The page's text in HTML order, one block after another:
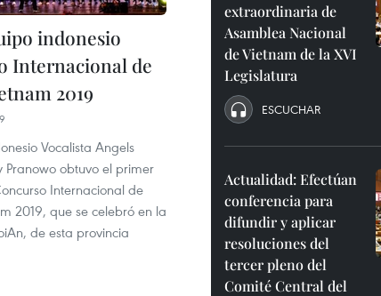
indonesio
Internacional de
2019
Vocalista Angels
Pranowo obtuvo el primer
Internacional de
2019, que se celebró en la
de esta provincia
extraordinaria de
Asamblea Nacional
de Vietnam de la XVI
Legislatura
ESCUCHAR
Actualidad: Efectúan
conferencia para
difundir y aplicar
resoluciones del
tercer pleno del
Comité Central del